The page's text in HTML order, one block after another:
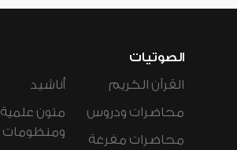
الصوتيات
القرآن الكريم
محاضرات ودروس
محاضرات مفرغة
أناشيد
متون علمية
ومنظومات